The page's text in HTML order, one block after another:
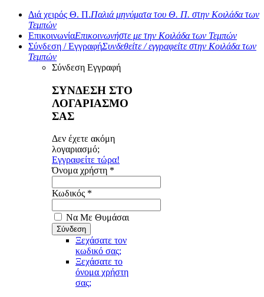
Διά χειρός Θ. Π.Παλιά μηνύματα του Θ. Π. στην Κοιλάδα των
Τεμπών
ΕπικοινωνίαΕπικοινωνήστε με την Κοιλάδα των Τεμπών
Σύνδεση / ΕγγραφήΣυνδεθείτε / εγγραφείτε στην Κοιλάδα των
Τεμπών
Σύνδεση Εγγραφή
ΣΥΝΔΕΣΗ ΣΤΟ
ΛΟΓΑΡΙΑΣΜΟ
ΣΑΣ
Δεν έχετε ακόμη
λογαριασμό;
Εγγραφείτε τώρα!
Όνομα χρήστη *
Κωδικός *
Να Με Θυμάσαι
Ξεχάσατε τον
κωδικό σας;
Ξεχάσατε το
όνομα χρήστη
σας;